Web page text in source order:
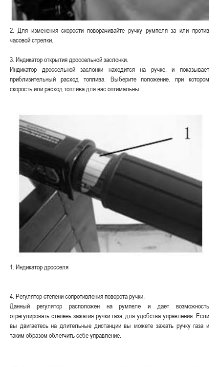
2. Для изменения скорости поворачивайте ручку румпеля за или против
часовой стрелки.
3. Индикатор открытия дроссельной заслонки.
Индикатор дроссельной заслонки находится на ручке, и показывает
приблизительный расход топлива. Выберите положение. при котором
скорость или расход топлива для вас оптимальны.
1. Индикатор дросселя
4. Регулятор степени сопротивления поворота ручки.
Данный регулятор расположен на румпеле и дает возможность
отрегулировать степень зажатия ручки газа, для удобства управления. Если
вы двигаетесь на длительные дистанции вы можете зажать ручку газа и
таким образом облегчить себе управление.